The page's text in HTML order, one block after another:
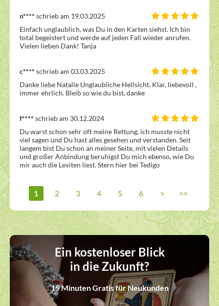
n**** schrieb am 19.03.2025
Einfach unglaublich, was Du in den Karten siehst. Ich bin
total begeistert und werde auf jeden Fall wieder anrufen.
Vielen lieben Dank! Tanja
c**** schrieb am 03.03.2025
Danke liebe Natalie Unglaubliche Hellsicht. Klar, liebevoll ,
immer ehrlich. Bleib so wie du bist, danke
f**** schrieb am 30.12.2024
Du warst schon sehr oft meine Rettung, ich musste nicht
viel sagen und Du hast alles gesehen und verstanden. Seit
langem bist Du schon an meiner Seite, mit vielen Details
und großer Anbindung beruhigst Du mich ebenso, wie Du
mir auch die Leviten liest. Stern hier bei Tedigo
1 2 3 4 5 6 > >>
Ein kostenloser Blick
in die Zukunft?
15 Minuten Gratis für Neukunden